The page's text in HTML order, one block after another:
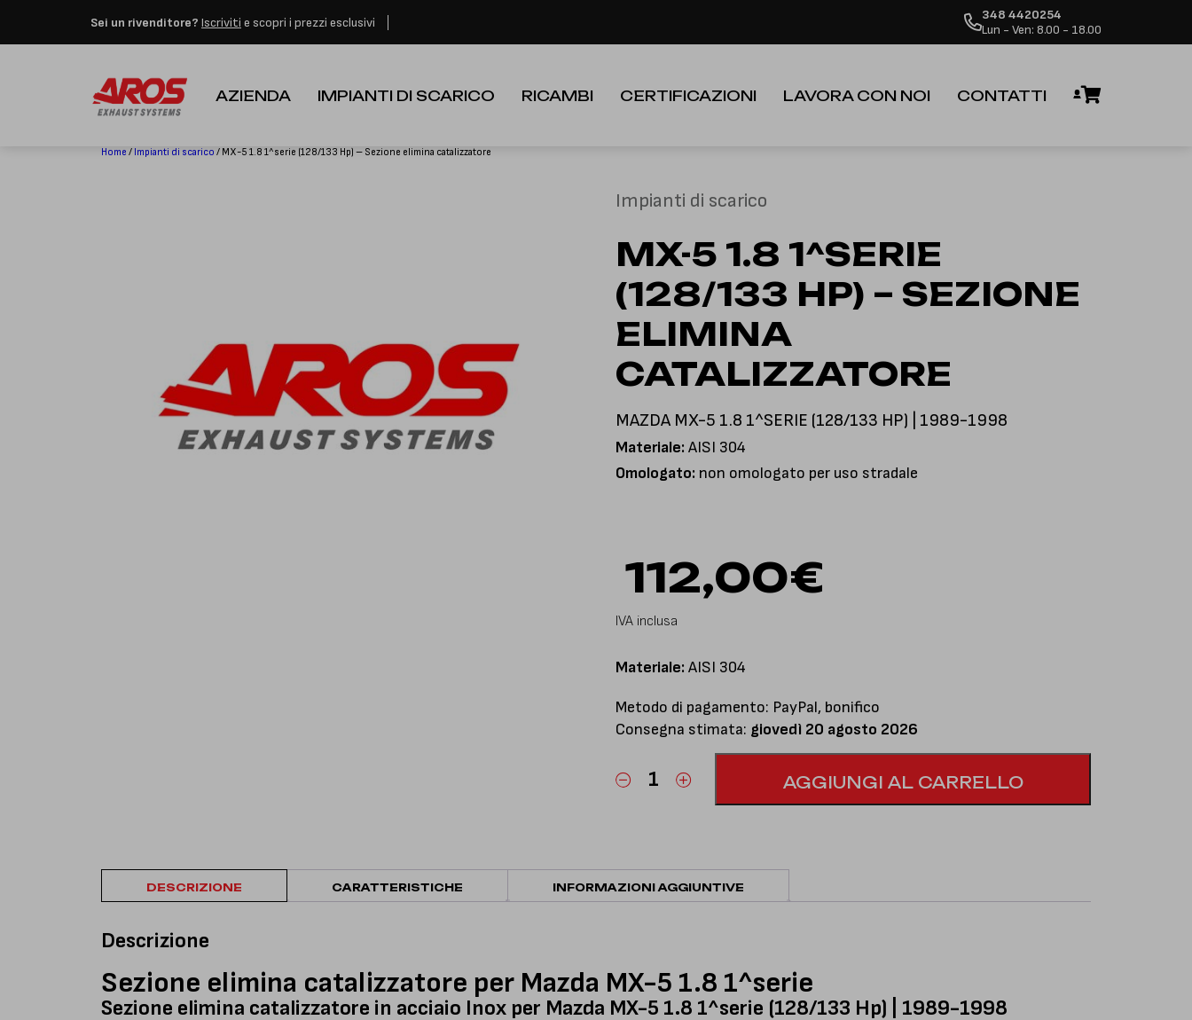
Sei un rivenditore? Iscriviti e scopri i prezzi esclusivi
348 4420254
Lun - Ven: 8.00 - 18.00
AZIENDA IMPIANTI DI SCARICO RICAMBI CERTIFICAZIONI LAVORA CON NOI CONTATTI
Home / Impianti di scarico / MX-5 1.8 1^serie (128/133 Hp) – Sezione elimina catalizzatore
Impianti di scarico
MX-5 1.8 1^SERIE
(128/133 HP) – SEZIONE
ELIMINA
CATALIZZATORE
MAZDA MX-5 1.8 1^SERIE (128/133 HP) | 1989-1998
Materiale: AISI 304
Omologato: non omologato per uso stradale
€
112,00
IVA inclusa
Materiale:AISI 304
Metodo di pagamento: PayPal, bonifico
Consegna stimata: giovedì 20 agosto 2026
MX-
Hp)
-
quantità
AGGIUNGI AL CARRELLO
DESCRIZIONE CARATTERISTICHE INFORMAZIONI AGGIUNTIVE
Descrizione
Sezione elimina catalizzatore per Mazda MX-5 1.8 1^serie
Sezione elimina catalizzatore in acciaio Inox per Mazda MX-5 1.8 1^serie (128/133 Hp) | 1989-1998
Aros rimarrà chiusa per le festività dall'8 al 23 Agosto. I nuovi ordini verranno evasi a partire dalla riapertura.